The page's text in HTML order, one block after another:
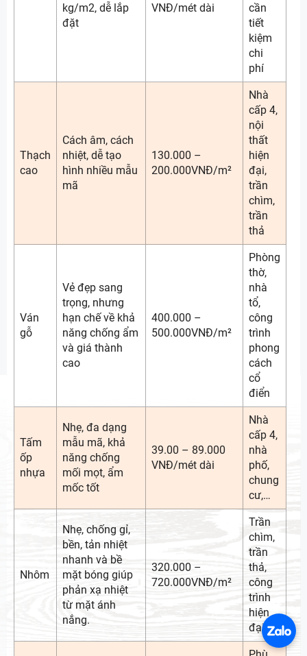
kg/m2, dễ lắp
đặt
VNĐ/mét dài
cần
tiết
kiệm
chi
phí
Thạch
cao
Cách âm, cách
nhiệt, dễ tạo
hình nhiều mẫu
mã
130.000 –
200.000VNĐ/m²
Nhà
cấp 4,
nội
thất
hiện
đại,
trần
chìm,
trần
thả
Ván
gỗ
Vẻ đẹp sang
trọng, nhưng
hạn chế về khả
năng chống ẩm
và giá thành
cao
400.000 –
500.000VNĐ/m²
Phòng
thờ,
nhà
tổ,
công
trình
phong
cách
cổ
điển
Tấm
ốp
nhựa
Nhẹ, đa dạng
mẫu mã, khả
năng chống
mối mọt, ẩm
mốc tốt
39.00 – 89.000
VNĐ/mét dài
Nhà
cấp 4,
nhà
phố,
chung
cư,…
Nhôm
Nhẹ, chống gỉ,
bền, tản nhiệt
nhanh và bề
mặt bóng giúp
phản xạ nhiệt
từ mặt ánh
nắng.
320.000 –
720.000VNĐ/m²
Trần
chìm,
trần
thả,
công
trình
hiện
đại